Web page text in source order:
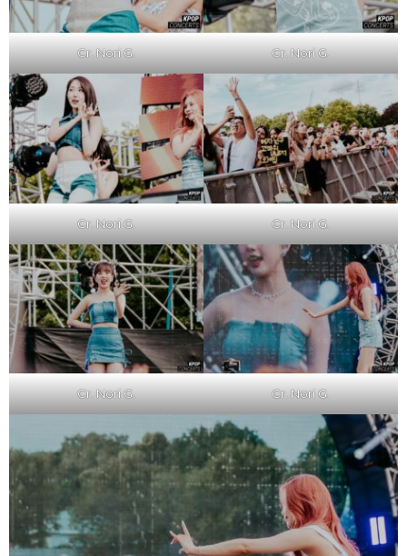
Cr. Nori G. Cr. Nori G.
Cr. Nori G. Cr. Nori G.
Cr. Nori G. Cr. Nori G.